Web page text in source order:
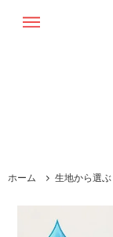
ホーム 生地から選ぶ